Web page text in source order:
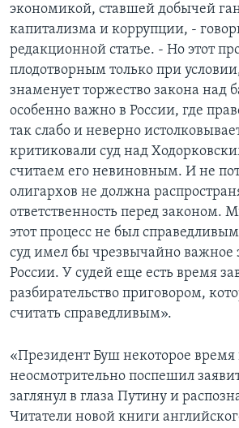
экономикой, ставшей добычей
капитализма и коррупции, -
редакционной статье. - Но этот
плодотворным только при
знаменует торжество закона над
особенно важно в России, где
так слабо и неверно
критиковали суд над
считаем его невиновным. И не
олигархов не должна
ответственность перед законом.
этот процесс не был
суд имел бы чрезвычайно важное
России. У судей еще есть время
разбирательство приговором,
считать справедливым».
«Президент Буш некоторое время
неосмотрительно поспешил
заглянул в глаза Путину и
Читатели новой книги